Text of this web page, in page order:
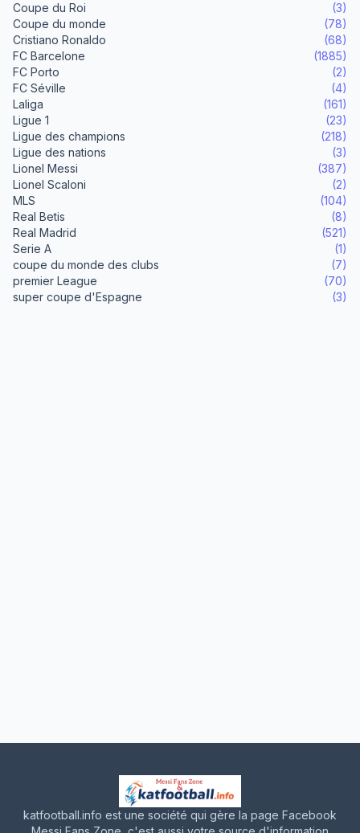
Coupe du Roi
(3)
Coupe du monde
(78)
Cristiano Ronaldo
(68)
FC Barcelone
(1885)
FC Porto
(2)
FC Séville
(4)
Laliga
(161)
Ligue 1
(23)
Ligue des champions
(218)
Ligue des nations
(3)
Lionel Messi
(387)
Lionel Scaloni
(2)
MLS
(104)
Real Betis
(8)
Real Madrid
(521)
Serie A
(1)
coupe du monde des clubs
(7)
premier League
(70)
super coupe d'Espagne
(3)
katfootball.info est une société qui gère la page Facebook